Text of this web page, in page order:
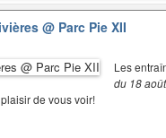
@ Parc Pie XII
Les
du 18
de vous voir!